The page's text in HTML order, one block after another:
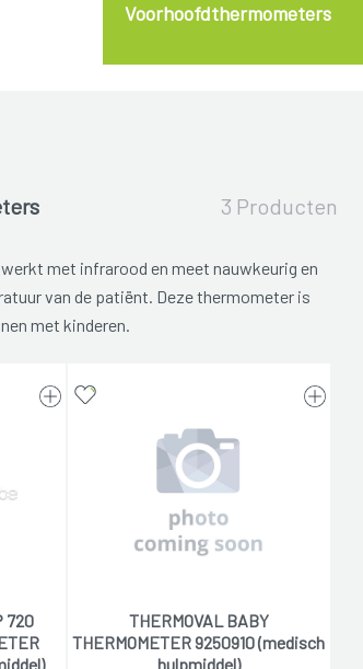
Voorhoofdthermometers
3 Producten
met infrarood en meet nauwkeurig en
van de patiënt. Deze thermometer is
met kinderen.
720
THERMOVAL BABY
THERMOMETER 9250910 (medisch
hulpmiddel)